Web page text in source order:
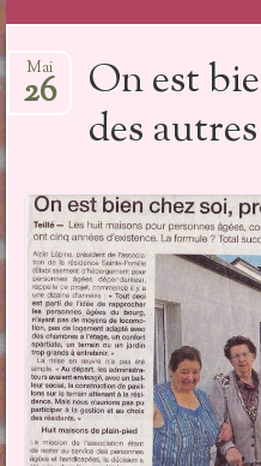
au
On est
des
Mai
26